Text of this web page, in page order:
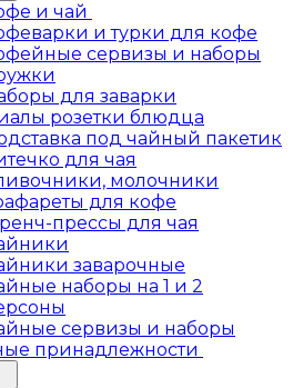
и чай
и турки для кофе
сервизы и наборы
для заварки
розетки блюдца
под чайный пакетик
для чая
молочники
для кофе
прессы для чая
заварочные
наборы на 1 и 2
сервизы и наборы
принадлежности